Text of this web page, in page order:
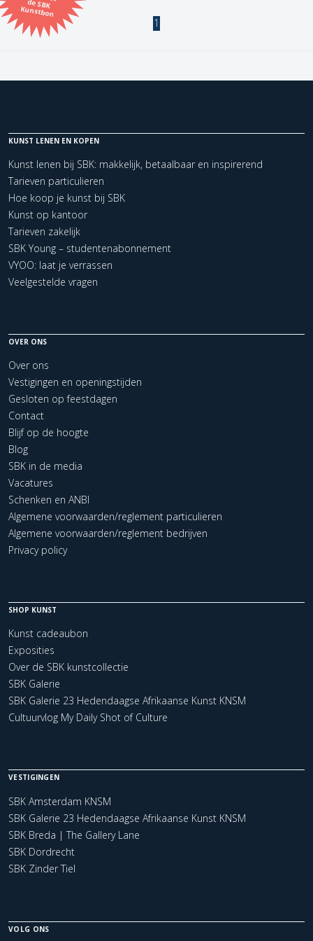
Kunstbon
Kunstenaar
Kerncollectie
1 items. Pagina: 1
1
KUNST LENEN EN KOPEN
Kunst lenen bij SBK: makkelijk, betaalbaar en inspirerend
Tarieven particulieren
Hoe koop je kunst bij SBK
Kunst op kantoor
Tarieven zakelijk
SBK Young – studentenabonnement
VYOO: laat je verrassen
Veelgestelde vragen
OVER ONS
Over ons
Vestigingen en openingstijden
Gesloten op feestdagen
Contact
Blijf op de hoogte
Blog
SBK in de media
Vacatures
Schenken en ANBI
Algemene voorwaarden/reglement particulieren
Algemene voorwaarden/reglement bedrijven
Privacy policy
SHOP KUNST
Kunst cadeaubon
Exposities
Over de SBK kunstcollectie
SBK Galerie
SBK Galerie 23 Hedendaagse Afrikaanse Kunst KNSM
Cultuurvlog My Daily Shot of Culture
VESTIGINGEN
SBK Amsterdam KNSM
SBK Galerie 23 Hedendaagse Afrikaanse Kunst KNSM
SBK Breda | The Gallery Lane
SBK Dordrecht
SBK Zinder Tiel
VOLG ONS